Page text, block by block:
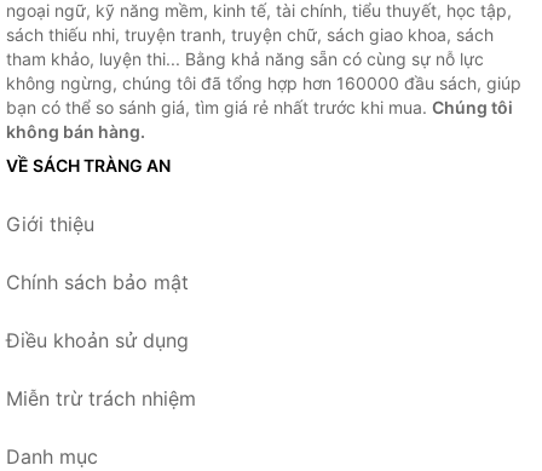
ngoại ngữ, kỹ năng mềm, kinh tế, tài chính, tiểu thuyết, học tập,
sách thiếu nhi, truyện tranh, truyện chữ, sách giao khoa, sách
tham khảo, luyện thi... Bằng khả năng sẵn có cùng sự nỗ lực
không ngừng, chúng tôi đã tổng hợp hơn 160000 đầu sách, giúp
bạn có thể so sánh giá, tìm giá rẻ nhất trước khi mua. Chúng tôi
không bán hàng.
VỀ SÁCH TRÀNG AN
Giới thiệu
Chính sách bảo mật
Điều khoản sử dụng
Miễn trừ trách nhiệm
Danh mục